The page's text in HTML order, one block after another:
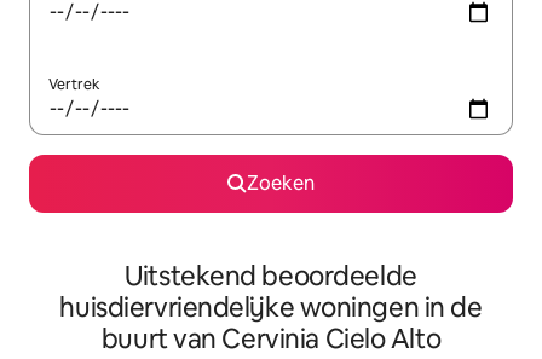
Vertrek
Zoeken
Uitstekend beoordeelde
huisdiervriendelijke woningen in de
buurt van Cervinia Cielo Alto